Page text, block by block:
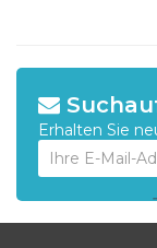
Erhalten Sie